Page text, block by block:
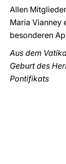
Allen
Maria Vianney
besonderen
Aus dem
Geburt des
Pontifikats